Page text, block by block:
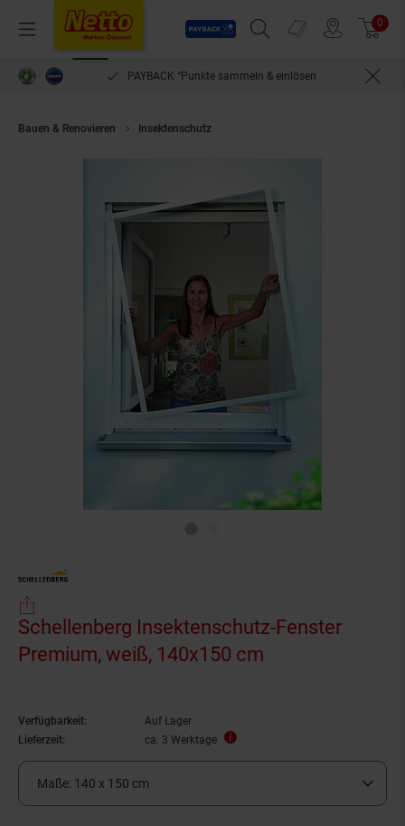
Menü
Payback
Suchfeld einblenden
Prospekte 0
PAYBACK °Punkte sammeln & einlösen
Bauen & Renovieren Insektenschutz
Schellenberg Insektenschutz-Fenster
Premium, weiß, 140x150 cm
Verfügbarkeit:
Auf Lager
Lieferzeit:
ca. 3 Werktage
Maße: 140 x 150 cm